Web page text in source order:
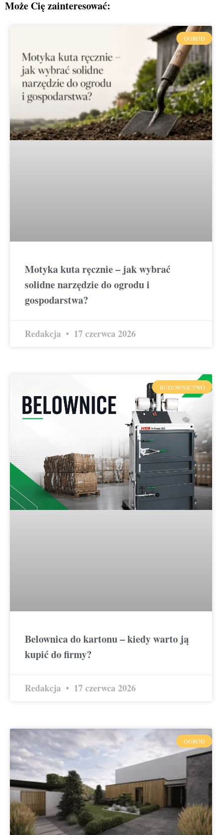
Może Cię zainteresować:
OGRÓD
Motyka kuta ręcznie – jak wybrać
solidne narzędzie do ogrodu i
gospodarstwa?
Redakcja 17 czerwca 2026
BUDOWNICTWO
Belownica do kartonu – kiedy warto ją
kupić do firmy?
Redakcja 17 czerwca 2026
OGRÓD